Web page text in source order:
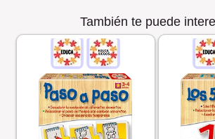
También te puede